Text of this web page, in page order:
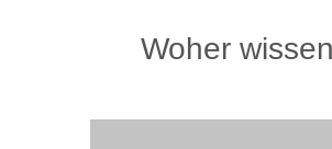
Woher